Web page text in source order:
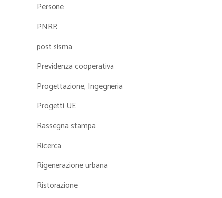
Persone
PNRR
post sisma
Previdenza cooperativa
Progettazione, Ingegneria
Progetti UE
Rassegna stampa
Ricerca
Rigenerazione urbana
Ristorazione